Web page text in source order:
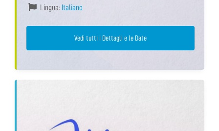
Lingua: Italiano
Vedi tutti i Dettagli e le Date